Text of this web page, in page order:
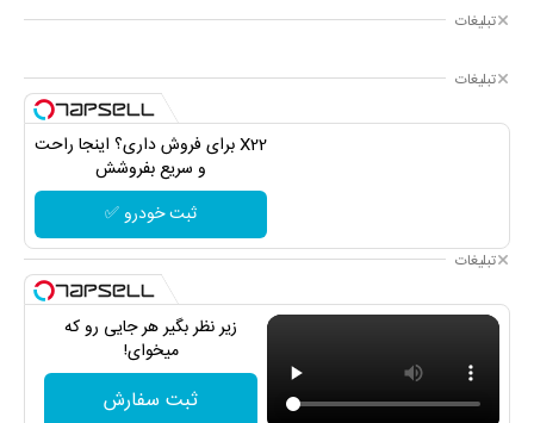
تبلیغات
تبلیغات
X22 برای فروش داری؟ اینجا راحت
و سریع بفروشش
ثبت خودرو ✅
تبلیغات
زیر نظر بگیر هر جایی رو که
میخوای!
ثبت سفارش